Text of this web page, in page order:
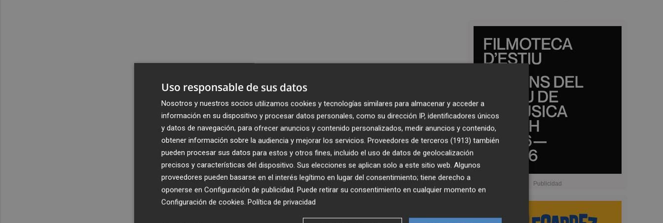
Uso responsable de sus datos
Nosotros y nuestros socios utilizamos cookies y tecnologías similares para almacenar y acceder a
información en su dispositivo y procesar datos personales, como su dirección IP, identificadores únicos
y datos de navegación, para ofrecer anuncios y contenido personalizados, medir anuncios y contenido,
obtener información sobre la audiencia y mejorar los servicios. Proveedores de terceros (1913) también
pueden procesar sus datos para estos y otros fines, incluido el uso de datos de geolocalización
precisos y características del dispositivo. Sus elecciones se aplican solo a este sitio web. Algunos
proveedores pueden basarse en el interés legítimo en lugar del consentimiento; tiene derecho a
oponerse en Configuración de publicidad. Puede retirar su consentimiento en cualquier momento en
Configuración de cookies. Política de privacidad